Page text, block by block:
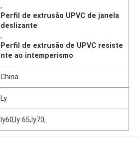
,
Perfil de extrusão UPVC de janela
deslizante
,
Perfil de extrusão de UPVC resiste
nte ao intemperismo
China
Ly
ly60,ly 65,ly70,